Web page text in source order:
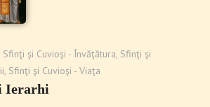
Sfinţi şi Cuvioşi - Învăţătura, Sfinţi şi
, Sfinţi şi Cuvioşi - Viaţa
Ierarhi